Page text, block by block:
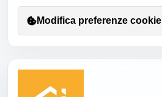
Modifica preferenze cookie